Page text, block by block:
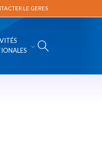
LE GERES